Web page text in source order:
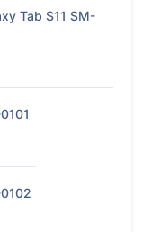
Tab S11 SM-